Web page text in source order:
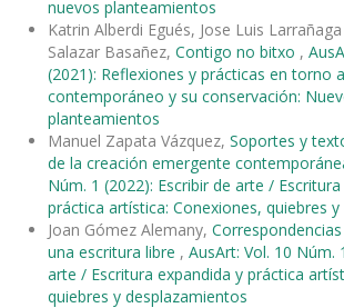
nuevos planteamientos
Katrin Alberdi Egués, Jose Luis
Salazar Basañez, Contigo no bitxo ,
(2021): Reflexiones y prácticas en torno
contemporáneo y su conservación:
planteamientos
Manuel Zapata Vázquez, Soportes y
de la creación emergente
Núm. 1 (2022): Escribir de arte /
práctica artística: Conexiones, quiebres
Joan Gómez Alemany,
una escritura libre , AusArt: Vol. 10 Núm.
arte / Escritura expandida y práctica
quiebres y desplazamientos